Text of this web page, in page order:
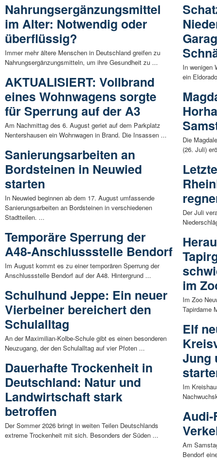
Nahrungsergänzungsmittel
im Alter: Notwendig oder
überflüssig?
Immer mehr ältere Menschen in Deutschland greifen zu
Nahrungsergänzungsmitteln, um ihre Gesundheit zu ...
AKTUALISIERT: Vollbrand
eines Wohnwagens sorgte
für Sperrung auf der A3
Am Nachmittag des 6. August geriet auf dem Parkplatz
Nentershausen ein Wohnwagen in Brand. Die Insassen ...
Sanierungsarbeiten an
Bordsteinen in Neuwied
starten
In Neuwied beginnen ab dem 17. August umfassende
Sanierungsarbeiten an Bordsteinen in verschiedenen
Stadtteilen. ...
Temporäre Sperrung der
A48-Anschlussstelle Bendorf
Im August kommt es zu einer temporären Sperrung der
Anschlussstelle Bendorf auf der A48. Hintergrund ...
Schulhund Jeppe: Ein neuer
Vierbeiner bereichert den
Schulalltag
An der Maximilian-Kolbe-Schule gibt es einen besonderen
Neuzugang, der den Schulalltag auf vier Pfoten ...
Dauerhafte Trockenheit in
Deutschland: Natur und
Landwirtschaft stark
betroffen
Der Sommer 2026 bringt in weiten Teilen Deutschlands
extreme Trockenheit mit sich. Besonders der Süden ...
In wenigen
ein
Die
(26. Juli)
Der Juli
im
Im Zoo
Tapirdame
Elf
Jung
Im
Am
Bendorf